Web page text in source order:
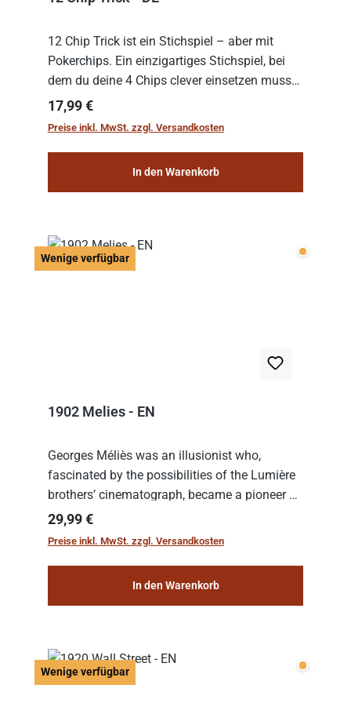
12 Chip Trick ist ein Stichspiel – aber mit
Pokerchips. Ein einzigartiges Stichspiel, bei
dem du deine 4 Chips clever einsetzen musst.
Wer die Chips mit dem höchsten Gesamtwert
hat, gewinnt die Runde. Aber Vorsicht: D...
Regulärer Preis:
17,99 €
Preise inkl. MwSt. zzgl. Versandkosten
In den Warenkorb
Wenige verfügbar Wenige
1902 Melies - EN
Georges Méliès was an illusionist who,
fascinated by the possibilities of the Lumière
brothers’ cinematograph, became a pioneer of
cinema. In 1902, he filmed his most famous
work: “Le Voyage dans la Lune” (“A Trip to...
Regulärer Preis:
29,99 €
Preise inkl. MwSt. zzgl. Versandkosten
In den Warenkorb
Wenige verfügbar Wenige